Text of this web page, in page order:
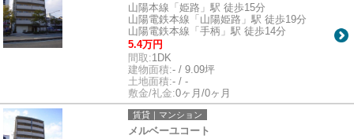
山陽本線「姫路」駅 徒歩15分
山陽電鉄本線「山陽姫路」駅 徒歩19分
山陽電鉄本線「手柄」駅 徒歩14分
5.4万円
間取:1DK
建物面積:- / 9.09坪
土地面積:- / -
敷金/礼金:0ヶ月/0ヶ月
賃貸｜マンション
メルベーユコート